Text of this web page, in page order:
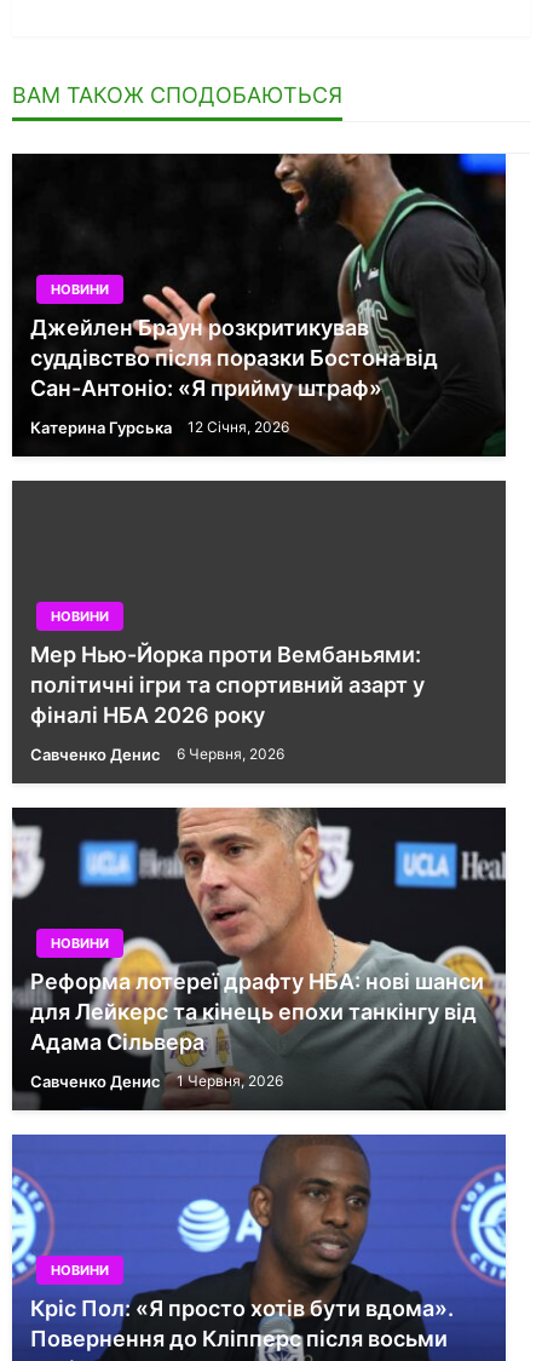
ВАМ ТАКОЖ СПОДОБАЮТЬСЯ
НОВИНИ
Джейлен Браун розкритикував
суддівство після поразки Бостона від
Сан-Антоніо: «Я прийму штраф»
Катерина Гурська 12 Січня, 2026
НОВИНИ
Мер Нью-Йорка проти Вембаньями:
політичні ігри та спортивний азарт у
фіналі НБА 2026 року
Савченко Денис 6 Червня, 2026
НОВИНИ
Реформа лотереї драфту НБА: нові шанси
для Лейкерс та кінець епохи танкінгу від
Адама Сільвера
Савченко Денис 1 Червня, 2026
НОВИНИ
Кріс Пол: «Я просто хотів бути вдома».
Повернення до Кліпперс після восьми